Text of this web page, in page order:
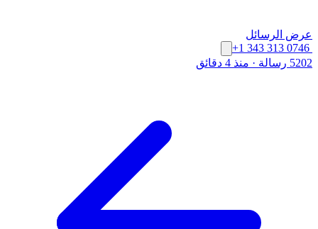
عرض الرسائل
+1 343 313 0746
5202 رسالة
· منذ 4 دقائق